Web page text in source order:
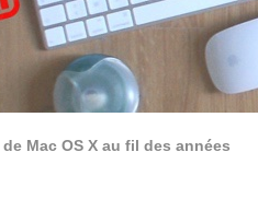
Mac OS X au fil des années